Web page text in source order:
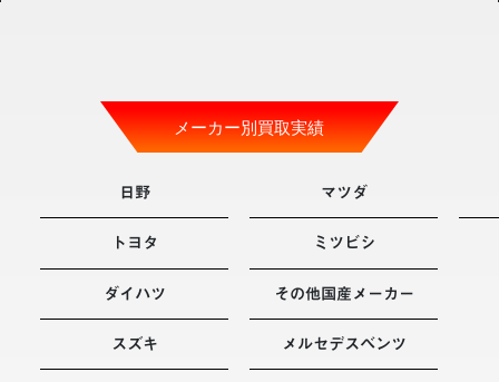
メーカー別買取実績
日野
トヨタ
ダイハツ
スズキ
マツダ
ミツビシ
その他国産メーカー
メルセデスベンツ